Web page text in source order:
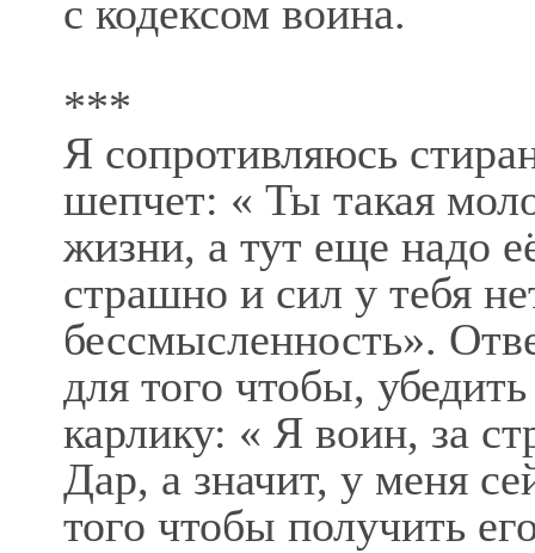
с кодексом воина.
***
Я сопротивляюсь
шепчет: « Ты такая
жизни, а тут еще надо
страшно и сил у тебя
бессмысленность».
для того чтобы,
карлику: « Я воин, за
Дар, а значит, у меня
того чтобы получить